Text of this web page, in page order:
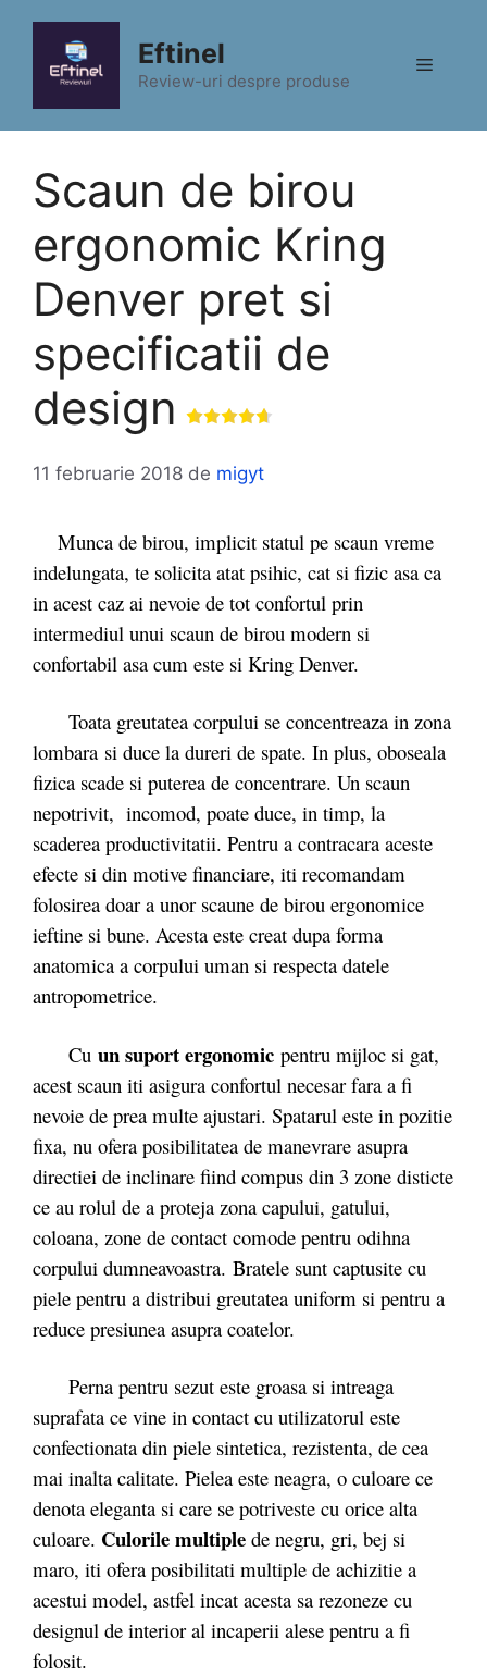
conținut
Eftinel
Review-uri despre produse
Meniu
Scaun de birou
ergonomic Kring
Denver pret si
specificatii de
design
11 februarie 2018 de migyt
Munca de birou, implicit statul pe scaun vreme
indelungata, te solicita atat psihic, cat si fizic asa ca
in acest caz ai nevoie de tot confortul prin
intermediul unui scaun de birou modern si
confortabil asa cum este si Kring Denver.
Toata greutatea corpului se concentreaza in zona
lombara si duce la dureri de spate. In plus, oboseala
fizica scade si puterea de concentrare. Un scaun
nepotrivit, incomod, poate duce, in timp, la
scaderea productivitatii. Pentru a contracara aceste
efecte si din motive financiare, iti recomandam
folosirea doar a unor scaune de birou ergonomice
ieftine si bune. Acesta este creat dupa forma
anatomica a corpului uman si respecta datele
antropometrice.
Cu un suport ergonomic pentru mijloc si gat,
acest scaun iti asigura confortul necesar fara a fi
nevoie de prea multe ajustari. Spatarul este in pozitie
fixa, nu ofera posibilitatea de manevrare asupra
directiei de inclinare fiind compus din 3 zone disticte
ce au rolul de a proteja zona capului, gatului,
coloana, zone de contact comode pentru odihna
corpului dumneavoastra. Bratele sunt captusite cu
piele pentru a distribui greutatea uniform si pentru a
reduce presiunea asupra coatelor.
Perna pentru sezut este groasa si intreaga
suprafata ce vine in contact cu utilizatorul este
confectionata din piele sintetica, rezistenta, de cea
mai inalta calitate. Pielea este neagra, o culoare ce
denota eleganta si care se potriveste cu orice alta
culoare. Culorile multiple de negru, gri, bej si
maro, iti ofera posibilitati multiple de achizitie a
acestui model, astfel incat acesta sa rezoneze cu
designul de interior al incaperii alese pentru a fi
folosit.